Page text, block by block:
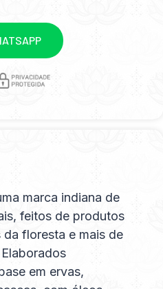
marca indiana de
feitos de produtos
floresta e mais de
em ervas,